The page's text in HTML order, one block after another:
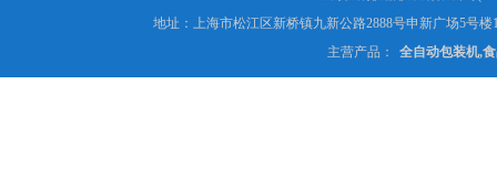
地址：上海市松江区新桥镇九新公路2888号申新广场5号楼
主营产品：
全自动包装机,